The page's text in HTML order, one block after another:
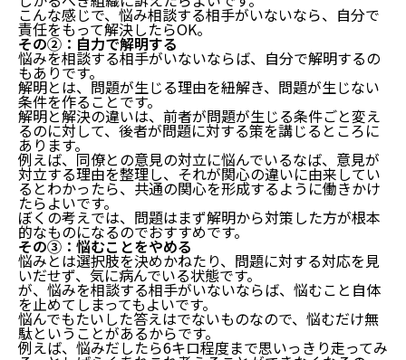
こんな感じで、悩み相談する相手がいないなら、自分で
責任をもって解決したらOK。
その②：自力で解明する
悩みを相談する相手がいないならば、自分で解明するの
もありです。
解明とは、問題が生じる理由を紐解き、問題が生じない
条件を作ることです。
解明と解決の違いは、前者が問題が生じる条件ごと変え
るのに対して、後者が問題に対する策を講じるところに
あります。
例えば、同僚との意見の対立に悩んでいるなば、意見が
対立する理由を整理し、それが関心の違いに由来してい
るとわかったら、共通の関心を形成するように働きかけ
たらよいです。
ぼくの考えでは、問題はまず解明から対策した方が根本
的なものになるのでおすすめです。
その③：悩むことをやめる
悩みとは選択肢を決めかねたり、問題に対する対応を見
いだせず、気に病んでいる状態です。
が、悩みを相談する相手がいないならば、悩むこと自体
を止めてしまってもよいです。
悩んでもたいした答えはでないものなので、悩むだけ無
駄ということがあるからです。
例えば、悩みだしたら6キロ程度まで思いっきり走ってみ